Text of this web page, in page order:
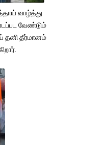
வாழ்த்து
வேண்டும்
தனி தீர்மானம்